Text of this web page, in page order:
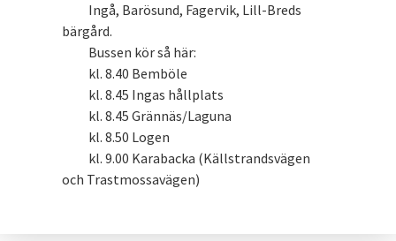
Ingå, Barösund, Fagervik, Lill-Breds
bärgård.
Bussen kör så här:
kl. 8.40 Bemböle
kl. 8.45 Ingas hållplats
kl. 8.45 Grännäs/Laguna
kl. 8.50 Logen
kl. 9.00 Karabacka (Källstrandsvägen
och Trastmossavägen)